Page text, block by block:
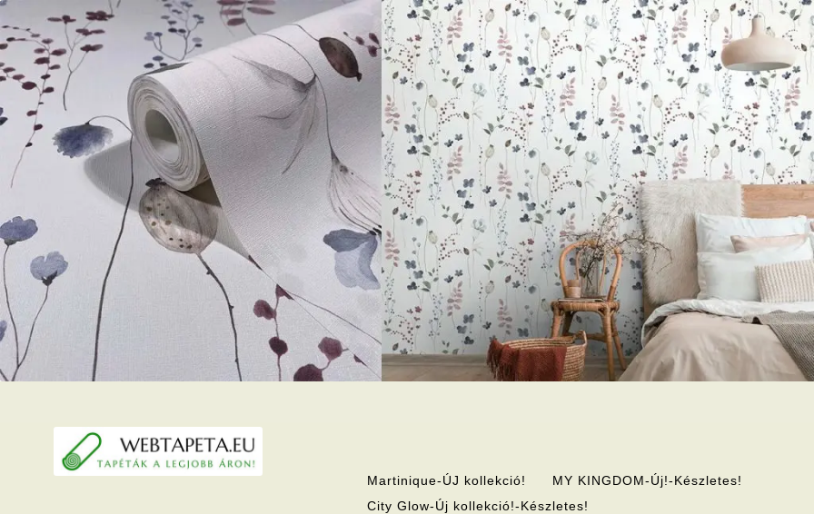
Ugrás
a
navigációhoz
Kilépés
a
tartalomba
Martinique-ÚJ kollekció!
MY KINGDOM-Új!-Készletes!
City Glow-Új kollekció!-Készletes!